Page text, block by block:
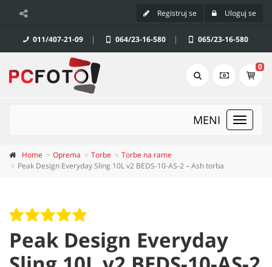
Registruj se Uloguj se
011/407-21-09 | 064/23-16-580 | 065/23-16-580
0
Toggle
MENI
Home Oprema Torbe
Torbe na rame
Peak Design Everyday Sling 10L v2 BEDS-10-AS-2 – Ash torba
Peak Design Everyday